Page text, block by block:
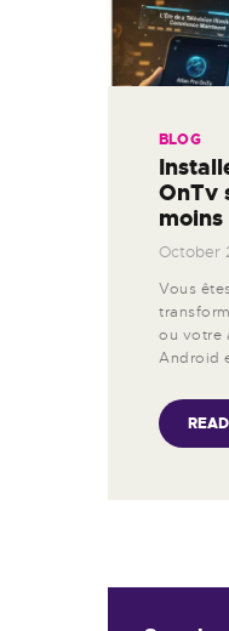
BLOG
OnTv
October
Vous
ou votre
Android